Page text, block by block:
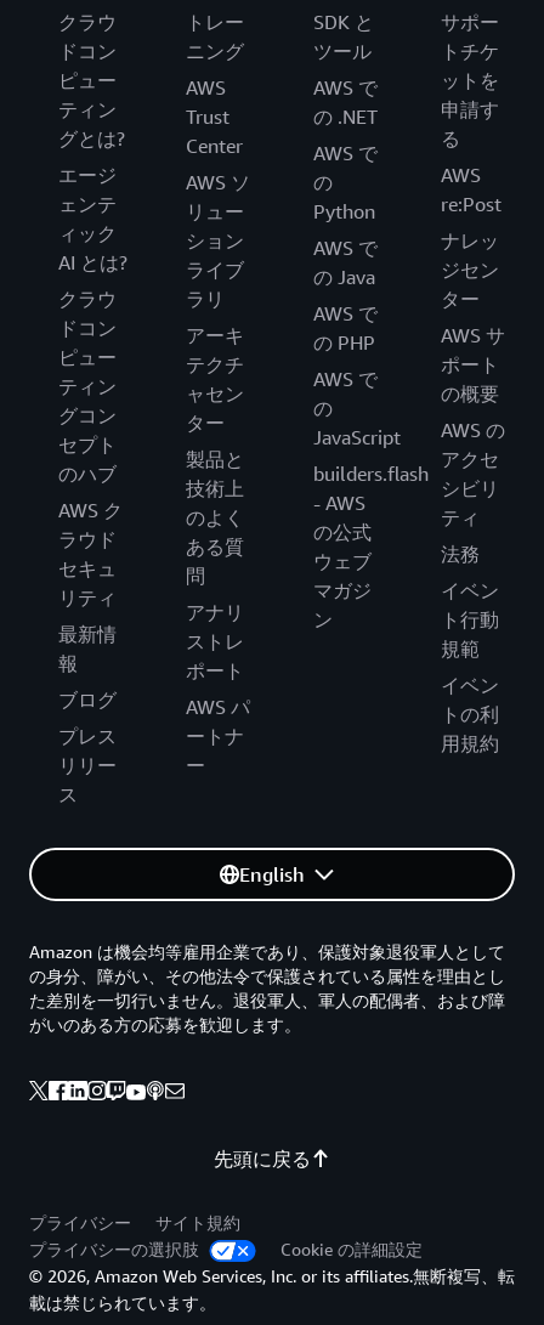
クラウ
ドコン
ピュー
ティン
グとは?
エージ
ェンテ
ィック
AI とは?
クラウ
ドコン
ピュー
ティン
グコン
セプト
のハブ
AWS ク
ラウド
セキュ
リティ
最新情
報
ブログ
プレス
リリー
ス
トレー
ニング
AWS
Trust
Center
AWS ソ
リュー
ション
ライブ
ラリ
アーキ
テクチ
ャセン
ター
製品と
技術上
のよく
ある質
問
アナリ
ストレ
ポート
AWS パ
ートナ
ー
SDK と
ツール
AWS で
の .NET
AWS で
の
Python
AWS で
の Java
AWS で
の PHP
AWS で
の
JavaScript
builders.flash
- AWS
の公式
ウェブ
マガジ
ン
サポー
トチケ
ットを
申請す
る
AWS
re:Post
ナレッ
ジセン
ター
AWS サ
ポート
の概要
AWS の
アクセ
シビリ
ティ
法務
イベン
ト行動
規範
イベン
トの利
用規約
English
先頭に戻る
Amazon は機会均等雇用企業であり、保護対象退役軍人として
の身分、障がい、その他法令で保護されている属性を理由とし
た差別を一切行いません。退役軍人、軍人の配偶者、および障
がいのある方の応募を歓迎します。
プライバシー
サイト規約
プライバシーの選択肢
Cookie の詳細設定
© 2026, Amazon Web Services, Inc. or its affiliates.無断複写、転
載は禁じられています。